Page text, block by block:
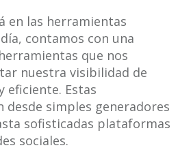
en las herramientas
contamos con una
que nos
nuestra visibilidad de
eficiente. Estas
desde simples generadores
sofisticadas plataformas
sociales.